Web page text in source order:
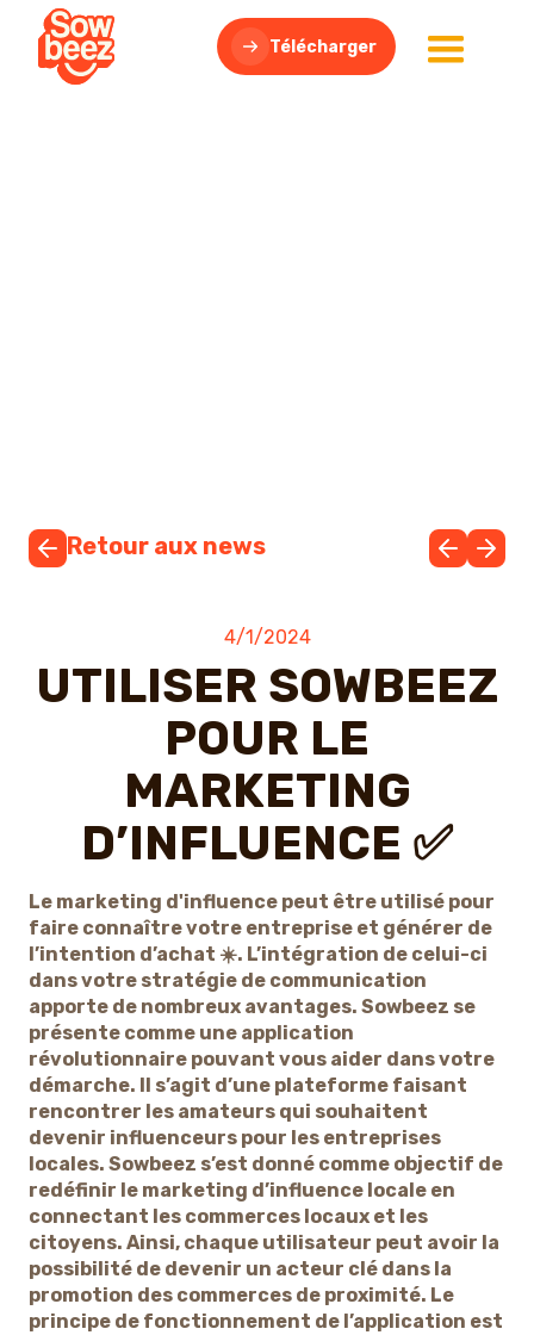
Télécharger
Retour aux news
4/1/2024
UTILISER SOWBEEZ
POUR LE
MARKETING
D’INFLUENCE ✅
Le marketing d'influence peut être utilisé pour
faire connaître votre entreprise et générer de
l’intention d’achat ☀️. L’intégration de celui-ci
dans votre stratégie de communication
apporte de nombreux avantages. Sowbeez se
présente comme une application
révolutionnaire pouvant vous aider dans votre
démarche. Il s’agit d’une plateforme faisant
rencontrer les amateurs qui souhaitent
devenir influenceurs pour les entreprises
locales. Sowbeez s’est donné comme objectif de
redéfinir le marketing d’influence locale en
connectant les commerces locaux et les
citoyens. Ainsi, chaque utilisateur peut avoir la
possibilité de devenir un acteur clé dans la
promotion des commerces de proximité. Le
principe de fonctionnement de l’application est